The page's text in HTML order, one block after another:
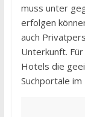
muss unter
erfolgen
auch
Unterkunft.
Hotels die
Suchportale